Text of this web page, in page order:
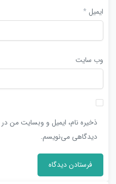
ایمیل *
وب‌ سایت
ذخیره نام، ایمیل و وبسایت من در
دیدگاهی می‌نویسم.